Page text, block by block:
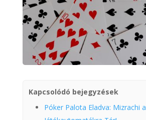
Kapcsolódó bejegyzések
Póker Palota Eladva: Mizrachi a